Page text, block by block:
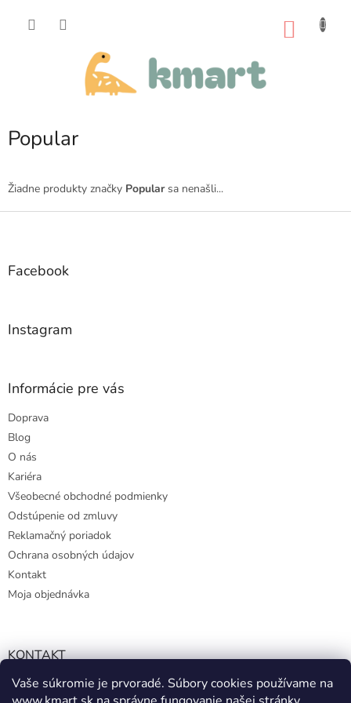
Vaše súkromie je prvoradé. Súbory cookies používame na
Popular
Žiadne produkty značky Popularsa nenašli...
Z
Facebook
Instagram
Informácie pre vás
Doprava
Blog
O nás
Kariéra
Všeobecné obchodné podmienky
Odstúpenie od zmluvy
Reklamačný poriadok
Ochrana osobných údajov
Kontakt
Moja objednávka
KONTAKT
info@kmart.sk